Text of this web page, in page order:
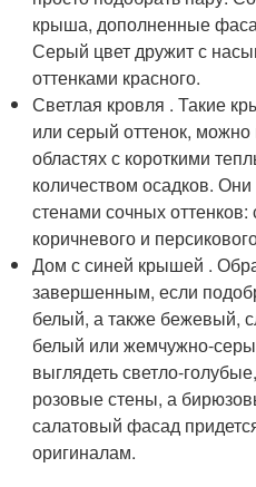
крыша, дополненные
Серый цвет дружит с
оттенками красного.
Светлая кровля . Такие
или серый оттенок,
областях с короткими
количеством осадков.
стенами сочных
коричневого и
Дом с синей крышей .
завершенным, если
белый, а также бежевый,
белый или жемчужно-
выглядеть светло-
розовые стены, а
салатовый фасад
оригиналам.